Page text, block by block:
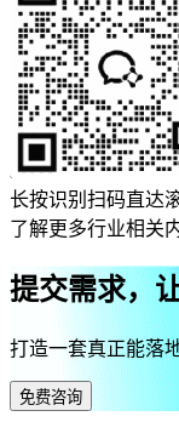
长按识别扫码直达
了解更多行业相关
提交需求，
打造一套真正能落
免费咨询